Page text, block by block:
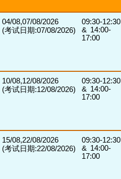
04/08,07/08/2026
(考试日期:07/08/2026)
09:30-12:30
& 14:00-
17:00
10/08,12/08/2026
(考试日期:12/08/2026)
09:30-12:30
& 14:00-
17:00
15/08,22/08/2026
(考试日期:22/08/2026)
09:30-12:30
& 14:00-
17:00